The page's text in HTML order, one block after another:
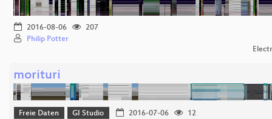
2016-08-06
207
Philip Potter
morituri
Freie Daten GI Studio 2016-07-06
12